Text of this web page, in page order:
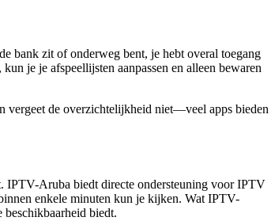
bank zit of onderweg bent, je hebt overal toegang
je je afspeellijsten aanpassen en alleen bewaren
vergeet de overzichtelijkheid niet—veel apps bieden
IPTV-Aruba biedt directe ondersteuning voor IPTV
enkele minuten kun je kijken. Wat IPTV-
biedt.